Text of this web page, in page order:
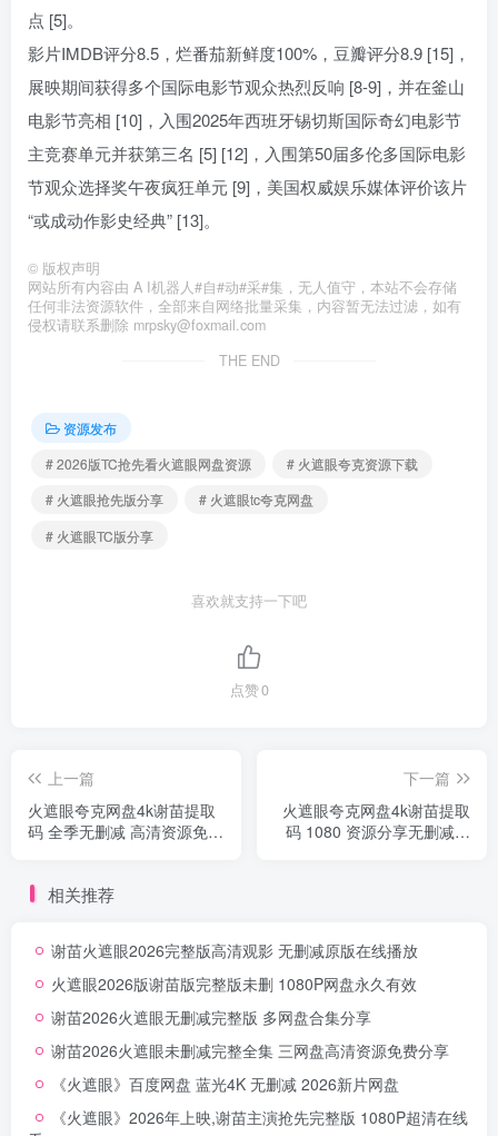
点 [5]。
影片IMDB评分8.5，烂番茄新鲜度100%，豆瓣评分8.9 [15]，
展映期间获得多个国际电影节观众热烈反响 [8-9]，并在釜山
电影节亮相 [10]，入围2025年西班牙锡切斯国际奇幻电影节
主竞赛单元并获第三名 [5] [12]，入围第50届多伦多国际电影
节观众选择奖午夜疯狂单元 [9]，美国权威娱乐媒体评价该片
“或成动作影史经典” [13]。
© 版权声明
网站所有内容由 A I机器人#自#动#采#集，无人值守，本站不会存储
任何非法资源软件，全部来自网络批量采集，内容暂无法过滤，如有
侵权请联系删除 mrpsky@foxmail.com
THE END
资源发布
# 2026版TC抢先看火遮眼网盘资源
# 火遮眼夸克资源下载
# 火遮眼抢先版分享
# 火遮眼tc夸克网盘
# 火遮眼TC版分享
喜欢就支持一下吧
点赞0
上一篇
火遮眼夸克网盘4k谢苗提取
码 全季无删减 高清资源免费
下一篇
火遮眼夸克网盘4k谢苗提取
码 1080 资源分享无删减悬
相关推荐
谢苗火遮眼2026完整版高清观影 无删减原版在线播放
火遮眼2026版谢苗版完整版未删 1080P网盘永久有效
谢苗2026火遮眼无删减完整版 多网盘合集分享
谢苗2026火遮眼未删减完整全集 三网盘高清资源免费分享
《火遮眼》百度网盘 蓝光4K 无删减 2026新片网盘
《火遮眼》2026年上映,谢苗主演抢先完整版 1080P超清在线